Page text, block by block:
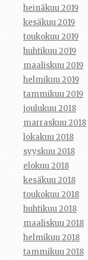
heinäkuu 2019
kesäkuu 2019
toukokuu 2019
huhtikuu 2019
maaliskuu 2019
helmikuu 2019
tammikuu 2019
joulukuu 2018
marraskuu 2018
lokakuu 2018
syyskuu 2018
elokuu 2018
kesäkuu 2018
toukokuu 2018
huhtikuu 2018
maaliskuu 2018
helmikuu 2018
tammikuu 2018